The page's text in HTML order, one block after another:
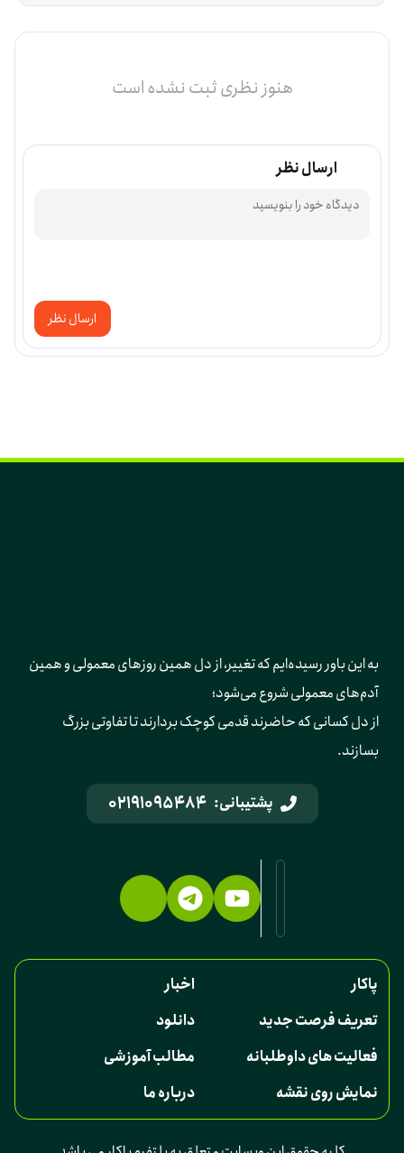
هنوز نظری ثبت نشده است
ارسال نظر
ارسال نظر
به این باور رسیده‌ایم که تغییر، از دل همین روزهای معمولی و همین
آدم‌های معمولی شروع می‌شود؛
از دل کسانی که حاضرند قدمی کوچک بردارند تا تفاوتی بزرگ
بسازند.
پشتیبانی: 02191095484
پاکار
اخبار
تعریف فرصت جدید
دانلود
فعالیت های داوطلبانه
مطالب آموزشی
نمایش روی نقشه
درباره ما